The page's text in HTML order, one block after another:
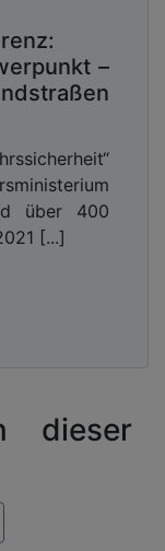
–
über 400
[...]
dieser